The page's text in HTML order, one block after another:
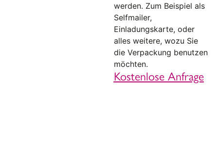
werden. Zum Beispiel als
Selfmailer,
Einladungskarte, oder
alles weitere, wozu Sie
die Verpackung benutzen
möchten.
Kostenlose Anfrage